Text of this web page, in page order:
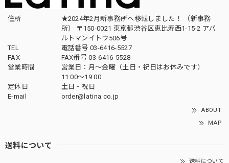
住所
★2024年2月新事務所へ移転しました！ （新事務
所） 〒150-0021 東京都渋谷区恵比寿西1-15-2 アパ
ルトマンイトウ506号
TEL
電話番号 03-6416-5527
FAX
FAX番号 03-6416-5528
営業時間
営業日：月〜金曜（土日・祝日はお休みです）
11:00〜19:00
定休日
土日・祝日
E-mail
order@latina.co.jp
ABOUT
MAP
送料について
送料について